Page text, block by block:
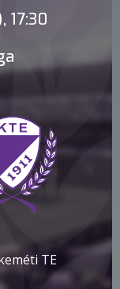
17:30
TE